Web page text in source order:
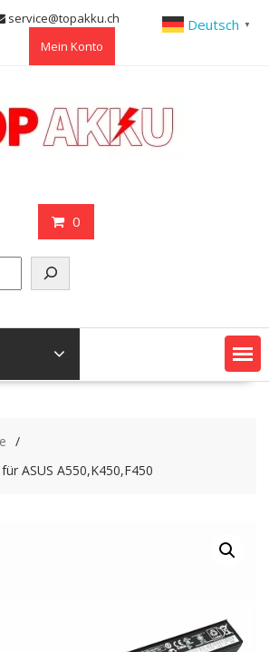
service@topakku.ch
Mein Konto
0
ASUS A550,K450,F450
Deutsch ▼